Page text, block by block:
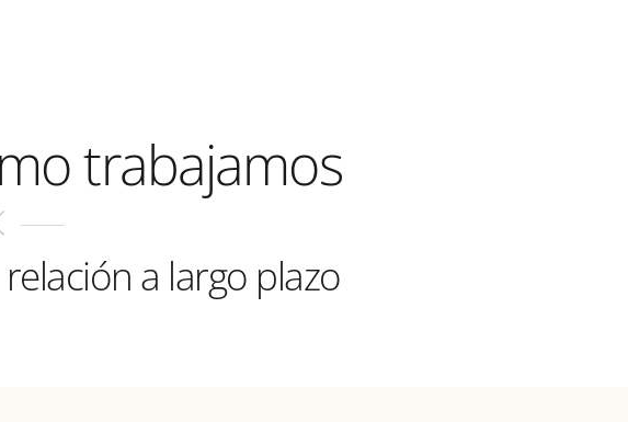
trabajamos
a largo plazo